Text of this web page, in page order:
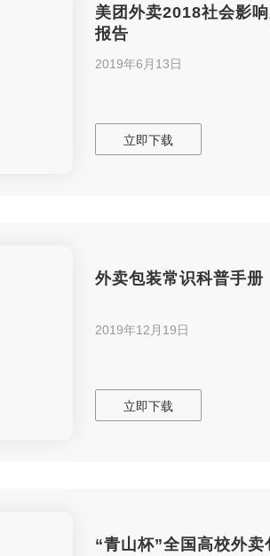
美团外卖2018社会影响
报告
2019年6月13日
立即下载
外卖包装常识科普手册
2019年12月19日
立即下载
“青山杯”全国高校外卖